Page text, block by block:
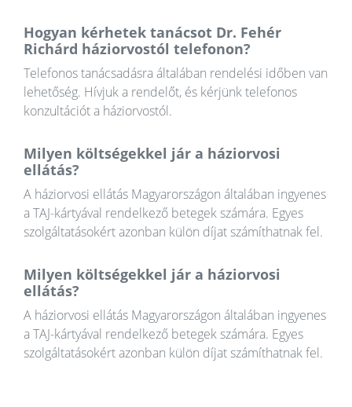
Hogyan kérhetek tanácsot Dr. Fehér
Richárd háziorvostól telefonon?
Telefonos tanácsadásra általában rendelési időben van
lehetőség. Hívjuk a rendelőt, és kérjünk telefonos
konzultációt a háziorvostól.
Milyen költségekkel jár a háziorvosi
ellátás?
A háziorvosi ellátás Magyarországon általában ingyenes
a TAJ-kártyával rendelkező betegek számára. Egyes
szolgáltatásokért azonban külön díjat számíthatnak fel.
Milyen költségekkel jár a háziorvosi
ellátás?
A háziorvosi ellátás Magyarországon általában ingyenes
a TAJ-kártyával rendelkező betegek számára. Egyes
szolgáltatásokért azonban külön díjat számíthatnak fel.